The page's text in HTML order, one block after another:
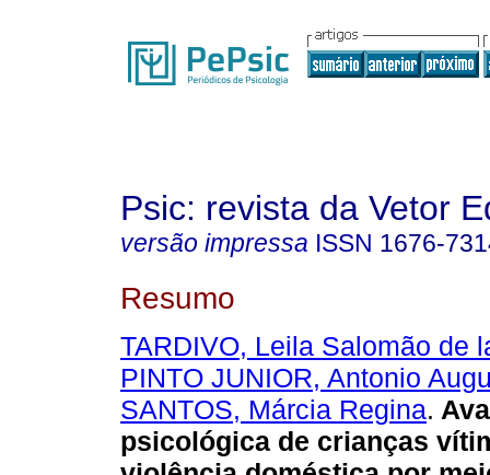
Psic: revista da Vetor
versão impressa ISSN 1676-
Resumo
TARDIVO, Leila Salomão de
PINTO JUNIOR, Antonio
SANTOS, Márcia Regina.
psicológica de crianças